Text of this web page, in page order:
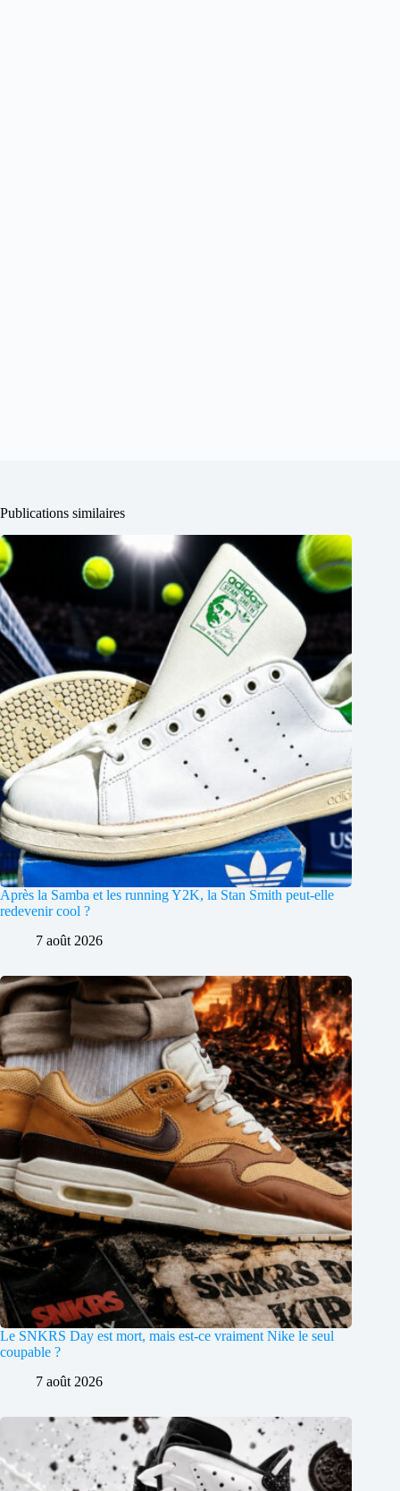
Publications similaires
Après la Samba et les running Y2K, la Stan Smith peut-elle
redevenir cool ?
7 août 2026
Le SNKRS Day est mort, mais est-ce vraiment Nike le seul
coupable ?
7 août 2026